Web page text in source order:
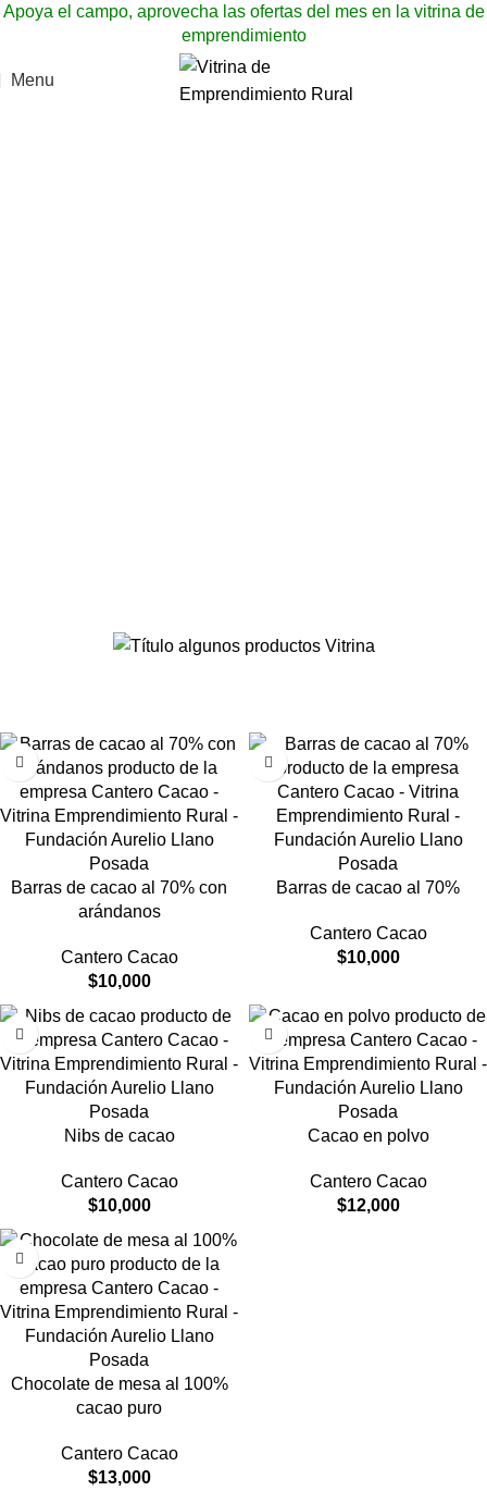
Apoya el campo, aprovecha las ofertas del mes en la vitrina de
emprendimiento
Menu
Barras de cacao al 70% con
arándanos
Cantero Cacao
$10,000
Barras de cacao al 70%
Cantero Cacao
$10,000
Nibs de cacao
Cantero Cacao
$10,000
Cacao en polvo
Cantero Cacao
$12,000
Chocolate de mesa al 100%
cacao puro
Cantero Cacao
$13,000